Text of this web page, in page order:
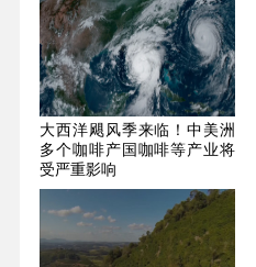
大西洋飓风季来临！中美洲
多个咖啡产国咖啡等产业将
受严重影响